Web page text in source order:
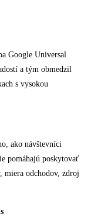
Google Universal
a tým obmedzil
s vysokou
ako návštevníci
pomáhajú poskytovať
miera odchodov, zdroj